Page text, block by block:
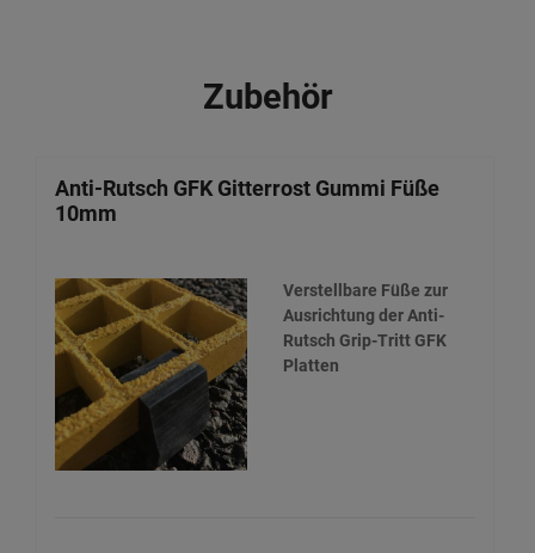
Zubehör
Anti-Rutsch GFK Gitterrost Gummi Füße
10mm
Verstellbare Füße zur
Ausrichtung der Anti-
Rutsch Grip-Tritt GFK
Platten